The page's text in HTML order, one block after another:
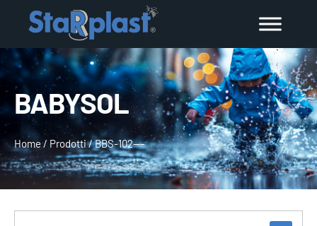
BABYSOL
Home/ Prodotti/BBS-102—–